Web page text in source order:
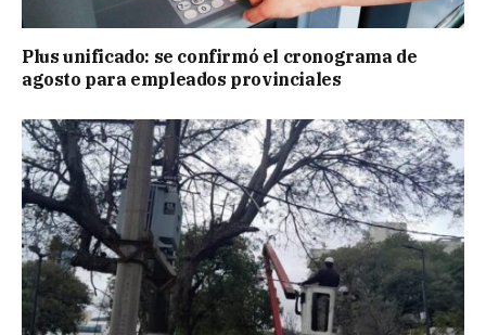
Plus unificado: se confirmó el cronograma de
agosto para empleados provinciales